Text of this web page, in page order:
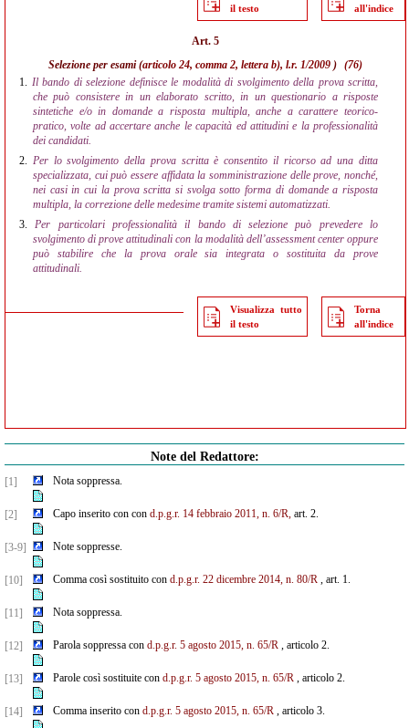
il testo
all'indice
Art. 5
Selezione per esami (articolo 24, comma 2, lettera b), l.r. 1/2009 ) (76)
1. Il bando di selezione definisce le modalità di svolgimento della prova scritta,
che può consistere in un elaborato scritto, in un questionario a risposte
sintetiche e/o in domande a risposta multipla, anche a carattere teorico-
pratico, volte ad accertare anche le capacità ed attitudini e la professionalità
dei candidati.
2. Per lo svolgimento della prova scritta è consentito il ricorso ad una ditta
specializzata, cui può essere affidata la somministrazione delle prove, nonché,
nei casi in cui la prova scritta si svolga sotto forma di domande a risposta
multipla, la correzione delle medesime tramite sistemi automatizzati.
3.
Per particolari professionalità il bando di selezione può prevedere lo
svolgimento di prove attitudinali con la modalità dell’assessment center oppure
può stabilire che la prova orale sia integrata o sostituita da prove
attitudinali.
Visualizza tutto
il testo
Torna
all'indice
Note del Redattore:
[1] Nota soppressa.
[2] Capo inserito con con d.p.g.r. 14 febbraio 2011, n. 6/R,art. 2.
[3-9] Note soppresse.
[10] Comma così sostituito con d.p.g.r. 22 dicembre 2014, n. 80/R, art. 1.
[11] Nota soppressa.
[12] Parola soppressa con d.p.g.r. 5 agosto 2015, n. 65/R, articolo 2.
[13] Parole così sostituite con d.p.g.r. 5 agosto 2015, n. 65/R, articolo 2.
[14] Comma inserito con d.p.g.r. 5 agosto 2015, n. 65/R, articolo 3.